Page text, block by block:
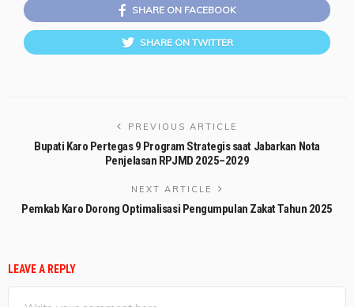
SHARE ON FACEBOOK
SHARE ON TWITTER
PREVIOUS ARTICLE
Bupati Karo Pertegas 9 Program Strategis saat Jabarkan Nota
Penjelasan RPJMD 2025–2029
NEXT ARTICLE
Pemkab Karo Dorong Optimalisasi Pengumpulan Zakat Tahun 2025
LEAVE A REPLY